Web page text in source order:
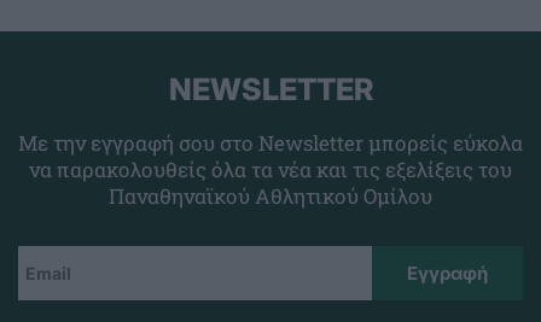
NEWSLETTER
Με την εγγραφή σου στο Newsletter μπορείς εύκολα
να παρακολουθείς όλα τα νέα και τις εξελίξεις του
Παναθηναϊκού Αθλητικού Ομίλου